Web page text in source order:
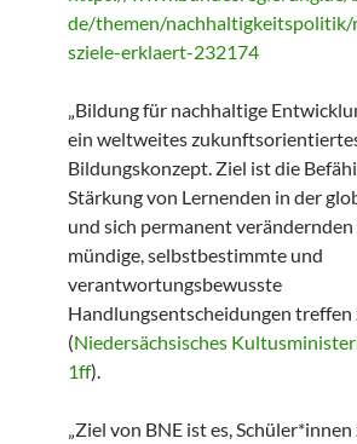
de/themen/
sziele-erklaert-232174
„Bildung für nachhaltige
ein weltweites
Bildungskonzept. Ziel ist die
Stärkung von Lernenden in der
und sich permanent
mündige, selbstbestimmte und
verantwortungsbewusste
Handlungsentscheidungen treffen
(Niedersächsisches
1ff).
„Ziel von BNE ist es,